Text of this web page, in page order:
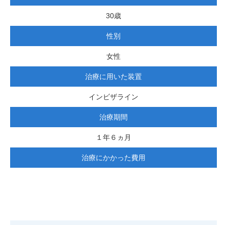
30歳
性別
女性
治療に用いた装置
インビザライン
治療期間
１年６ヵ月
治療にかかった費用